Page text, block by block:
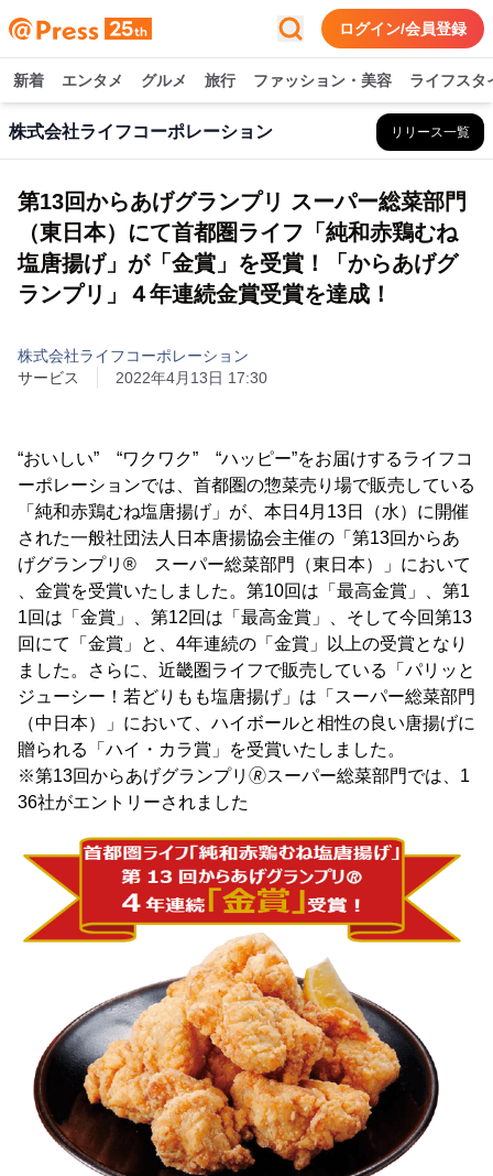
ログイン/会員登録
新着 エンタメ グルメ 旅行 ファッション・美容 ライフスタ
株式会社ライフコーポレーション リリース一覧
第13回からあげグランプリ スーパー総菜部門
（東日本）にて首都圏ライフ「純和赤鶏むね
塩唐揚げ」が「金賞」を受賞！「からあげグ
ランプリ」４年連続金賞受賞を達成！
株式会社ライフコーポレーション
サービス
2022年4月13日 17:30
“おいしい” “ワクワク” “ハッピー”をお届けするライフコ
ーポレーションでは、首都圏の惣菜売り場で販売している
「純和赤鶏むね塩唐揚げ」が、本日4月13日（水）に開催
された一般社団法人日本唐揚協会主催の「第13回からあ
げグランプリ® スーパー総菜部門（東日本）」において
、金賞を受賞いたしました。第10回は「最高金賞」、第1
1回は「金賞」、第12回は「最高金賞」、そして今回第13
回にて「金賞」と、4年連続の「金賞」以上の受賞となり
ました。さらに、近畿圏ライフで販売している「パリッと
ジューシー！若どりもも塩唐揚げ」は「スーパー総菜部門
（中日本）」において、ハイボールと相性の良い唐揚げに
贈られる「ハイ・カラ賞」を受賞いたしました。
※第13回からあげグランプリ🄬スーパー総菜部門では、1
36社がエントリーされました